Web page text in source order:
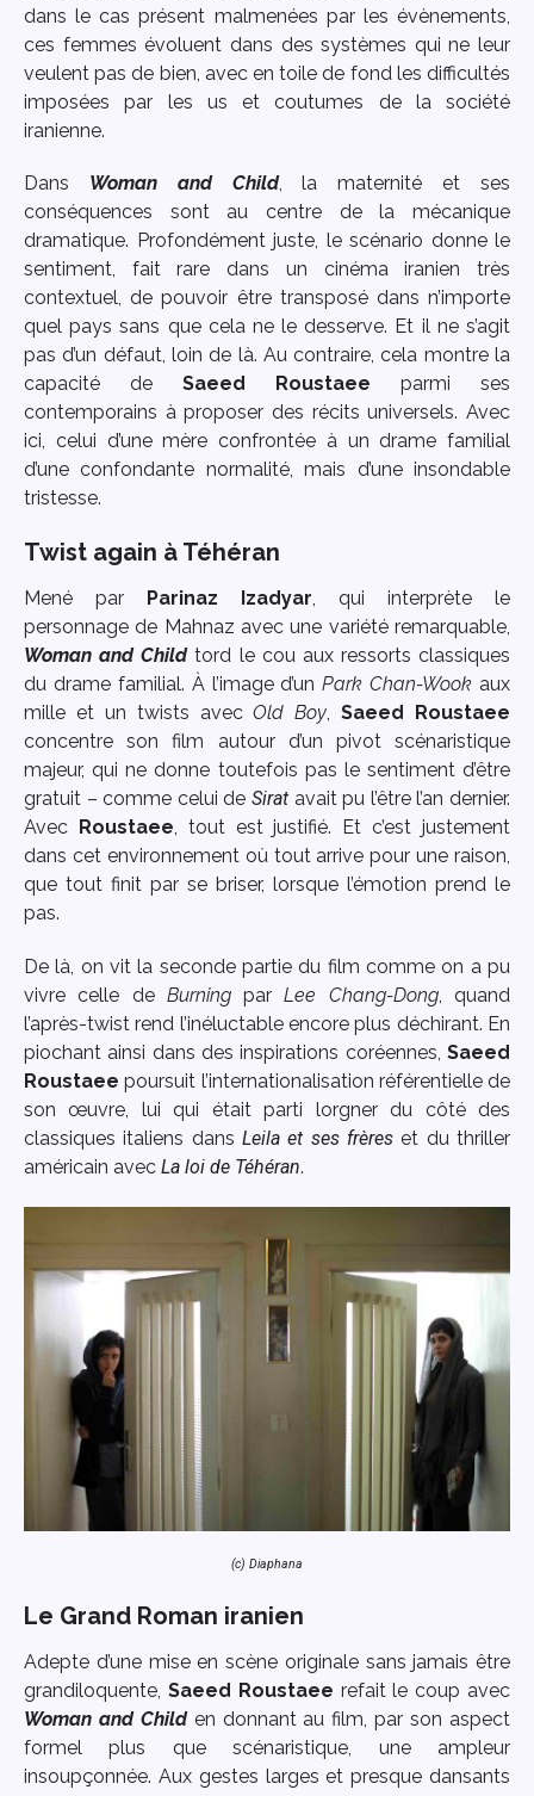
dans le cas présent malmenées par les évènements,
ces femmes évoluent dans des systèmes qui ne leur
veulent pas de bien, avec en toile de fond les difficultés
imposées par les us et coutumes de la société
iranienne.
Dans Woman and Child, la maternité et ses
conséquences sont au centre de la mécanique
dramatique. Profondément juste, le scénario donne le
sentiment, fait rare dans un cinéma iranien très
contextuel, de pouvoir être transposé dans n’importe
quel pays sans que cela ne le desserve. Et il ne s’agit
pas d’un défaut, loin de là. Au contraire, cela montre la
capacité de Saeed Roustaee parmi ses
contemporains à proposer des récits universels. Avec
ici, celui d’une mère confrontée à un drame familial
d’une confondante normalité, mais d’une insondable
tristesse.
Twist again à Téhéran
Mené par Parinaz Izadyar, qui interprète le
personnage de Mahnaz avec une variété remarquable,
Woman and Childtord le cou aux ressorts classiques
du drame familial. À l’image d’unPark Chan-Wook aux
mille et un twists avecOld Boy,Saeed Roustaee
concentre son film autour d’un pivot scénaristique
majeur, qui ne donne toutefois pas le sentiment d’être
gratuit – comme celui de Sirat avait pu l’être l’an dernier.
Avec
Roustaee, tout est justifié. Et c’est justement
dans cet environnement où tout arrive pour une raison,
que tout finit par se briser, lorsque l’émotion prend le
pas.
De là, on vit la seconde partie du film comme on a pu
vivre celle de BurningparLee Chang-Dong, quand
l’après-twist rend l’inéluctable encore plus déchirant. En
piochant ainsi dans des inspirations coréennes, Saeed
Roustaee poursuit l’internationalisation référentielle de
son œuvre, lui qui était parti lorgner du côté des
classiques italiens dans Leila et ses frères et du thriller
américain avec La loi de Téhéran.
(c) Diaphana
Le Grand Roman iranien
Adepte d’une mise en scène originale sans jamais être
grandiloquente, Saeed Roustaee refait le coup avec
Woman and Childen donnant au film, par son aspect
formel plus que scénaristique, une ampleur
insoupçonnée. Aux gestes larges et presque dansants